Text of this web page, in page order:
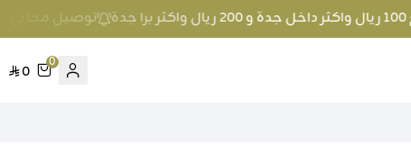
توصيل مجاني عند الطلب بمبلغ 100 ريال
0
0